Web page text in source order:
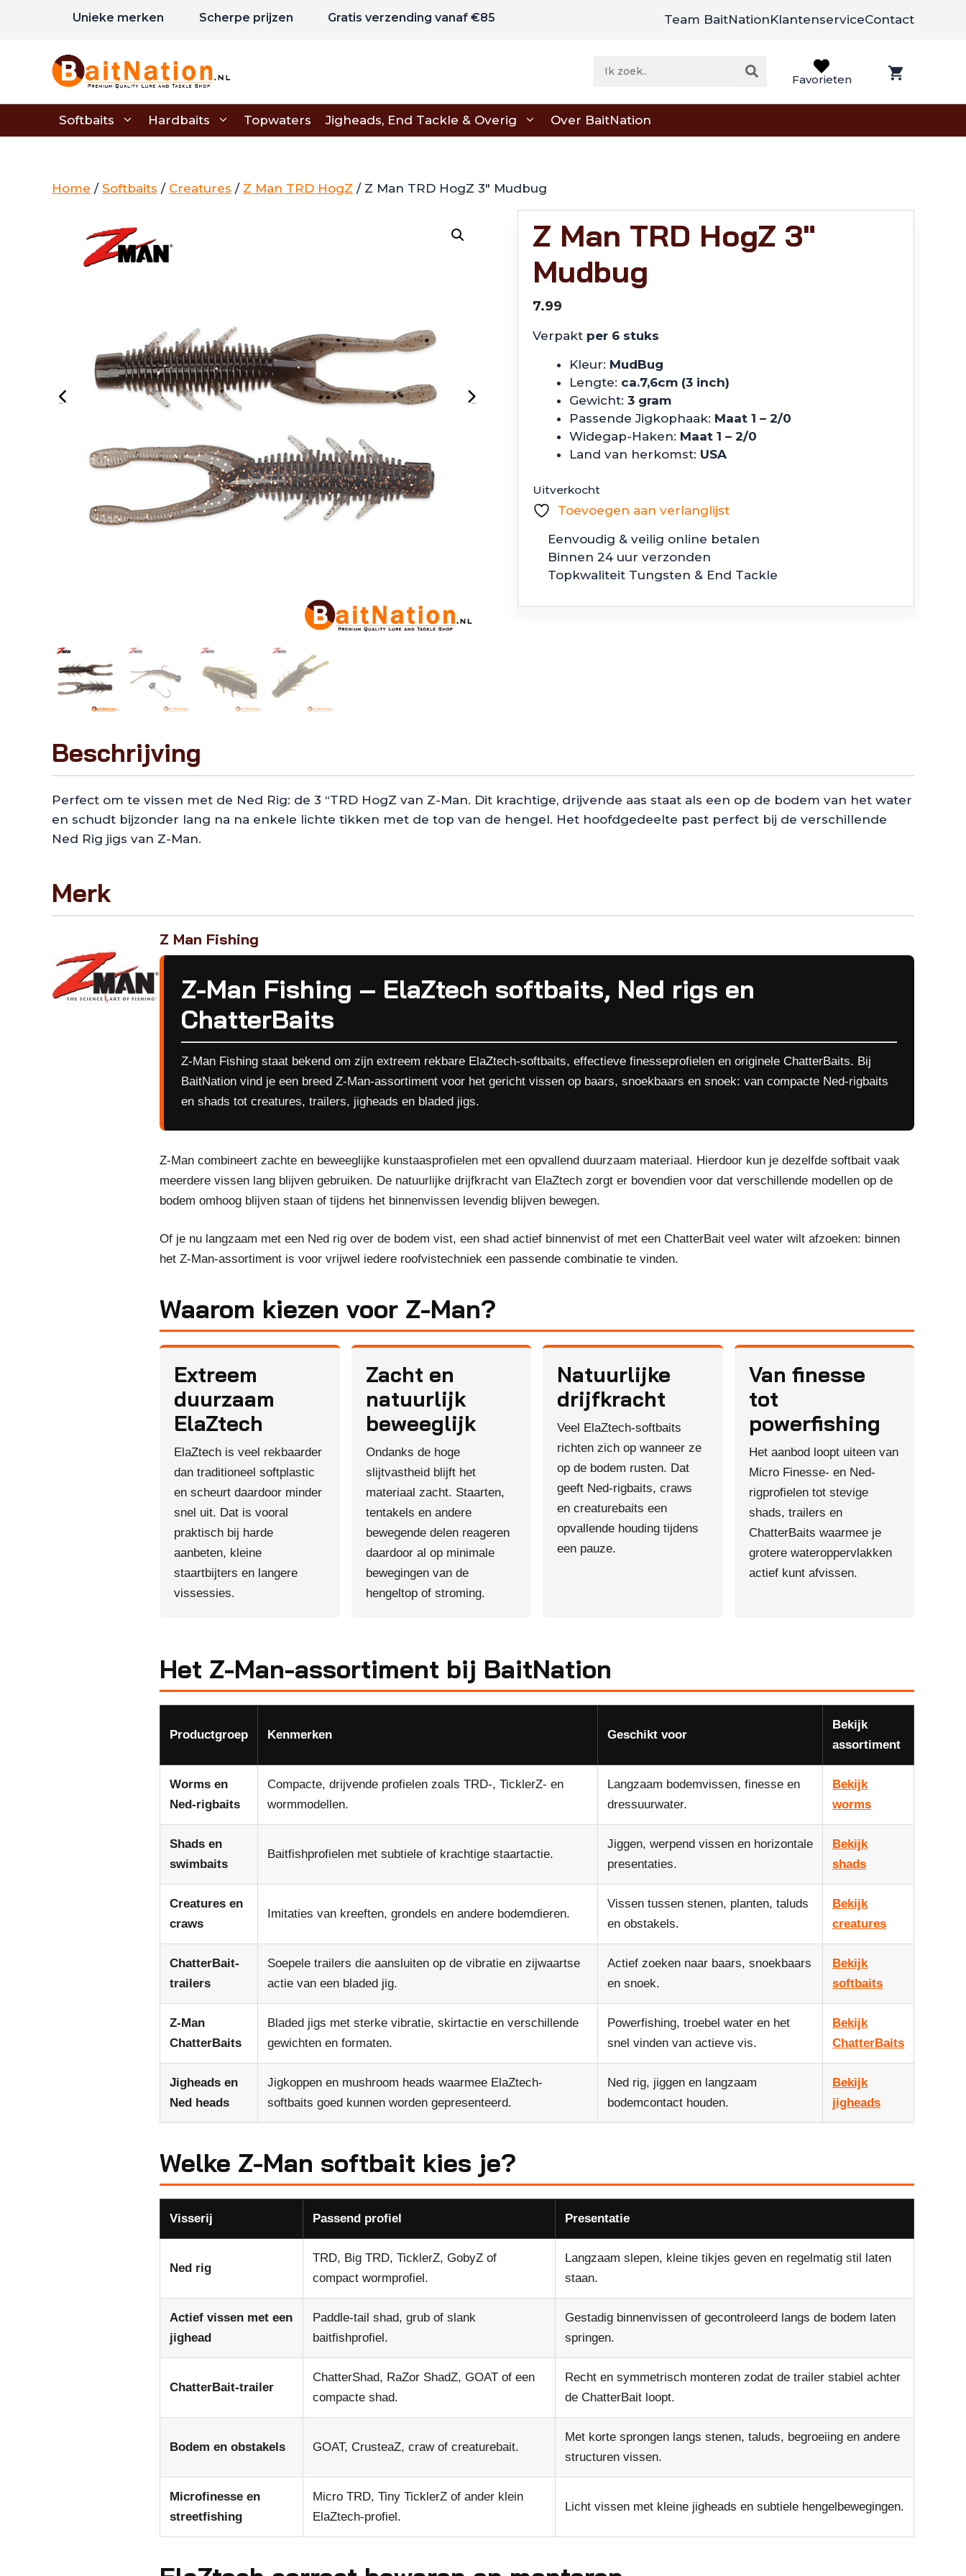
Unieke merken Scherpe prijzen Gratis verzending vanaf €85 Team BaitNationKlantenserviceContact
Favorieten
Softbaits Hardbaits Topwaters Jigheads, End Tackle & Overig Over BaitNation
Home / Softbaits / Creatures / Z Man TRD HogZ / Z Man TRD HogZ 3" Mudbug
Z Man TRD HogZ 3"
Mudbug
7.99
Verpakt per 6 stuks
Kleur: MudBug
Lengte: ca.7,6cm (3 inch)
Gewicht: 3 gram
Passende Jigkophaak: Maat 1 – 2/0
Widegap-Haken: Maat 1 – 2/0
Land van herkomst: USA
Uitverkocht
Toevoegen aan verlanglijst
Eenvoudig & veilig online betalen
Binnen 24 uur verzonden
Topkwaliteit Tungsten & End Tackle
Beschrijving
Perfect om te vissen met de Ned Rig: de 3 “TRD HogZ van Z-Man. Dit krachtige, drijvende aas staat als een op de bodem van het water
en schudt bijzonder lang na na enkele lichte tikken met de top van de hengel. Het hoofdgedeelte past perfect bij de verschillende
Ned Rig jigs van Z-Man.
Merk
Z Man Fishing
Z-Man Fishing – ElaZtech softbaits, Ned rigs en
ChatterBaits
Z-Man Fishing staat bekend om zijn extreem rekbare ElaZtech-softbaits, effectieve finesseprofielen en originele ChatterBaits. Bij
BaitNation vind je een breed Z-Man-assortiment voor het gericht vissen op baars, snoekbaars en snoek: van compacte Ned-rigbaits
en shads tot creatures, trailers, jigheads en bladed jigs.
Z-Man combineert zachte en beweeglijke kunstaasprofielen met een opvallend duurzaam materiaal. Hierdoor kun je dezelfde softbait vaak
meerdere vissen lang blijven gebruiken. De natuurlijke drijfkracht van ElaZtech zorgt er bovendien voor dat verschillende modellen op de
bodem omhoog blijven staan of tijdens het binnenvissen levendig blijven bewegen.
Of je nu langzaam met een Ned rig over de bodem vist, een shad actief binnenvist of met een ChatterBait veel water wilt afzoeken: binnen
het Z-Man-assortiment is voor vrijwel iedere roofvistechniek een passende combinatie te vinden.
Waarom kiezen voor Z-Man?
Extreem
duurzaam
ElaZtech
ElaZtech is veel rekbaarder
dan traditioneel softplastic
en scheurt daardoor minder
snel uit. Dat is vooral
praktisch bij harde
aanbeten, kleine
staartbijters en langere
vissessies.
Zacht en
natuurlijk
beweeglijk
Ondanks de hoge
slijtvastheid blijft het
materiaal zacht. Staarten,
tentakels en andere
bewegende delen reageren
daardoor al op minimale
bewegingen van de
hengeltop of stroming.
Natuurlijke
drijfkracht
Veel ElaZtech-softbaits
richten zich op wanneer ze
op de bodem rusten. Dat
geeft Ned-rigbaits, craws
en creaturebaits een
opvallende houding tijdens
een pauze.
Van finesse
tot
powerfishing
Het aanbod loopt uiteen van
Micro Finesse- en Ned-
rigprofielen tot stevige
shads, trailers en
ChatterBaits waarmee je
grotere wateroppervlakken
actief kunt afvissen.
Het Z-Man-assortiment bij BaitNation
Productgroep Kenmerken Geschikt voor
Bekijk
assortiment
Worms en
Ned-rigbaits
Compacte, drijvende profielen zoals TRD-, TicklerZ- en
wormmodellen.
Langzaam bodemvissen, finesse en
dressuurwater.
Bekijk
worms
Shads en
swimbaits
Baitfishprofielen met subtiele of krachtige staartactie.
Jiggen, werpend vissen en horizontale
presentaties.
Bekijk
shads
Creatures en
craws
Imitaties van kreeften, grondels en andere bodemdieren.
Vissen tussen stenen, planten, taluds
en obstakels.
Bekijk
creatures
ChatterBait-
trailers
Soepele trailers die aansluiten op de vibratie en zijwaartse
actie van een bladed jig.
Actief zoeken naar baars, snoekbaars
en snoek.
Bekijk
softbaits
Z-Man
ChatterBaits
Bladed jigs met sterke vibratie, skirtactie en verschillende
gewichten en formaten.
Powerfishing, troebel water en het
snel vinden van actieve vis.
Bekijk
ChatterBaits
Jigheads en
Ned heads
Jigkoppen en mushroom heads waarmee ElaZtech-
softbaits goed kunnen worden gepresenteerd.
Ned rig, jiggen en langzaam
bodemcontact houden.
Bekijk
jigheads
Welke Z-Man softbait kies je?
Visserij Passend profiel Presentatie
Ned rig
TRD, Big TRD, TicklerZ, GobyZ of
compact wormprofiel.
Langzaam slepen, kleine tikjes geven en regelmatig stil laten
staan.
Actief vissen met een
jighead
Paddle-tail shad, grub of slank
baitfishprofiel.
Gestadig binnenvissen of gecontroleerd langs de bodem laten
springen.
ChatterBait-trailer
ChatterShad, RaZor ShadZ, GOAT of een
compacte shad.
Recht en symmetrisch monteren zodat de trailer stabiel achter
de ChatterBait loopt.
Bodem en obstakels GOAT, CrusteaZ, craw of creaturebait.
Met korte sprongen langs stenen, taluds, begroeiing en andere
structuren vissen.
Microfinesse en
streetfishing
Micro TRD, Tiny TicklerZ of ander klein
ElaZtech-profiel.
Licht vissen met kleine jigheads en subtiele hengelbewegingen.